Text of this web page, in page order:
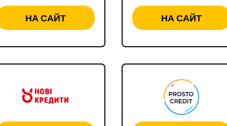
НА САЙТ НА САЙТ